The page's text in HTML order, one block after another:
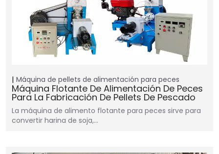
Máquina de pellets de alimentación para peces
Máquina Flotante De Alimentación De Peces
Para La Fabricación De Pellets De Pescado
La máquina de alimento flotante para peces sirve para
convertir harina de soja,…